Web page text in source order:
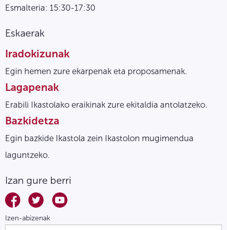
Esmalteria: 15:30-17:30
Eskaerak
Iradokizunak
Egin hemen zure ekarpenak eta proposamenak.
Lagapenak
Erabili Ikastolako eraikinak zure ekitaldia antolatzeko.
Bazkidetza
Egin bazkide Ikastola zein Ikastolon mugimendua
laguntzeko.
Izan gure berri
Izen-abizenak